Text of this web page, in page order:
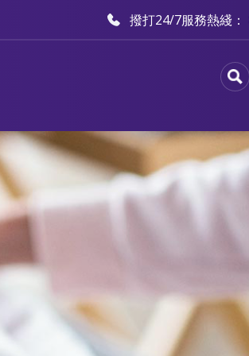
撥打24/7服務熱綫：